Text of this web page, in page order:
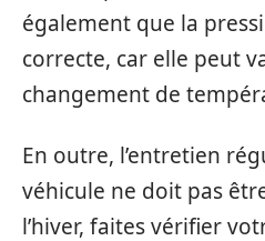
également que la
correcte, car elle peut
changement de
En outre, l’entretien
véhicule ne doit pas
l’hiver, faites vérifier